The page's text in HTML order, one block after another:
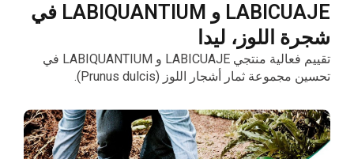
LABICUAJE و LABIQUANTIUM في
شجرة اللوز، ليدا
تقييم فعالية منتجي LABICUAJE و LABIQUANTIUM في
تحسين مجموعة ثمار أشجار اللوز (Prunus dulcis).